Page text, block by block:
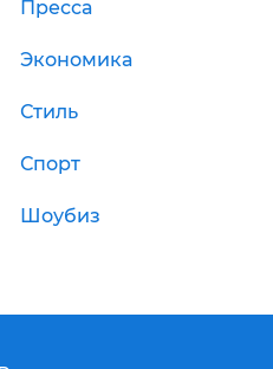
Пресса
Экономика
Стиль
Спорт
Шоубиз